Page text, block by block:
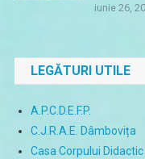
iunie 26,
LEGĂTURI UTILE
A.P.C.D.E.F.P.
C.J.R.A.E. Dâmbovița
Casa Corpului